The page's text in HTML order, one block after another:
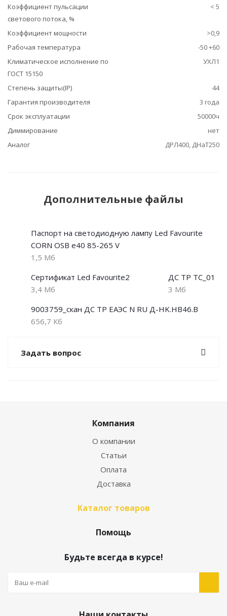
Коэффициент пульсации
светового потока, %
< 5
Коэффициент мощности
>0,9
Рабочая температура
-50 +60
Климатическое исполнение по
ГОСТ 15150
УХЛ1
Степень защиты(IP)
44
Гарантия производителя
3 года
Срок эксплуатации
50000ч
Диммирование
нет
Аналог
ДРЛ400, ДНаТ250
Дополнительные файлы
Паспорт на светодиодную лампу Led Favourite
CORN OSB e40 85-265 V
1,5 Мб
Сертификат Led Favourite2
3,4 Мб
ДС ТР ТС_01
3 Мб
9003759_скан ДС ТР ЕАЭС N RU Д-HK.НВ46.В
656,7 Кб
Задать вопрос
Компания
О компании
Статьи
Оплата
Доставка
Каталог товаров
Помощь
Будьте всегда в курсе!